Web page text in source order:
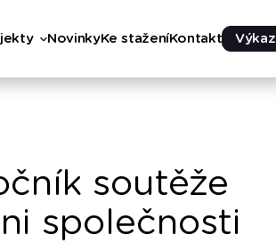
NovinkyKe staženíKontakt Výkaz
soutěže
společnosti